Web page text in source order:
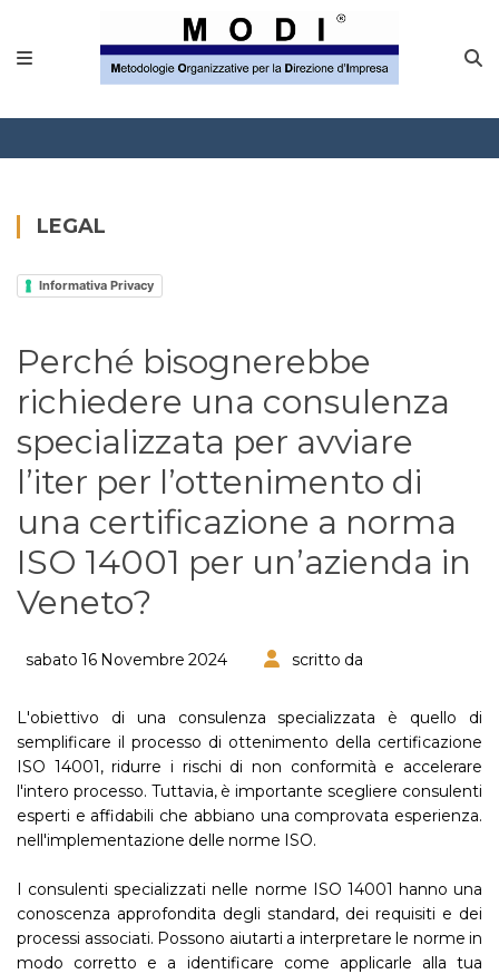
Questionario
Blog e info
FAQ
Perché bisognerebbe
richiedere una consulenza
specializzata per avviare
l’iter per l’ottenimento di
una certificazione a norma
ISO 14001 per un’azienda in
Veneto?
sabato 16 Novembre 2024 scritto da
L'obiettivo di una consulenza specializzata è quello di
semplificare il processo di ottenimento della certificazione
ISO 14001, ridurre i rischi di non conformità e accelerare
l'intero processo. Tuttavia, è importante scegliere consulenti
esperti e affidabili che abbiano una comprovata esperienza.
nell'implementazione delle norme ISO.
I consulenti specializzati nelle norme ISO 14001 hanno una
conoscenza approfondita degli standard, dei requisiti e dei
processi associati. Possono aiutarti a interpretare le norme in
modo corretto e a identificare come applicarle alla tua
LEGAL
Informativa Privacy